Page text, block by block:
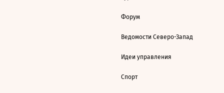
Форум
Ведомости Северо-Запад
Идеи управления
Спорт